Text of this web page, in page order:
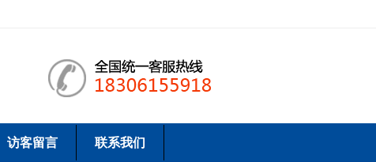
访客留言 联系我们